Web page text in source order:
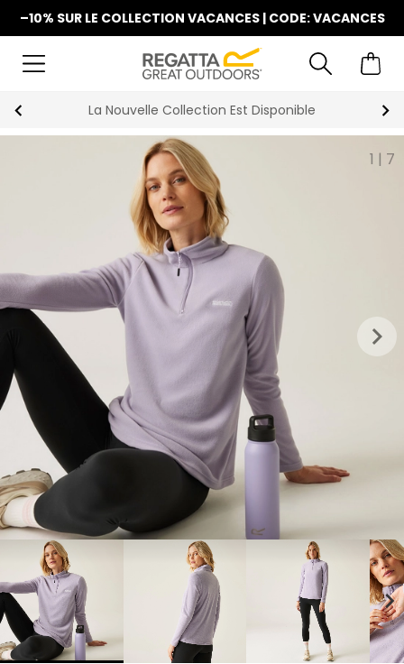
–10% SUR LE COLLECTION VACANCES | CODE: VACANCES
La Nouvelle Collection Est Disponible
1 | 7
keyboard_arrow_right
chevron_right